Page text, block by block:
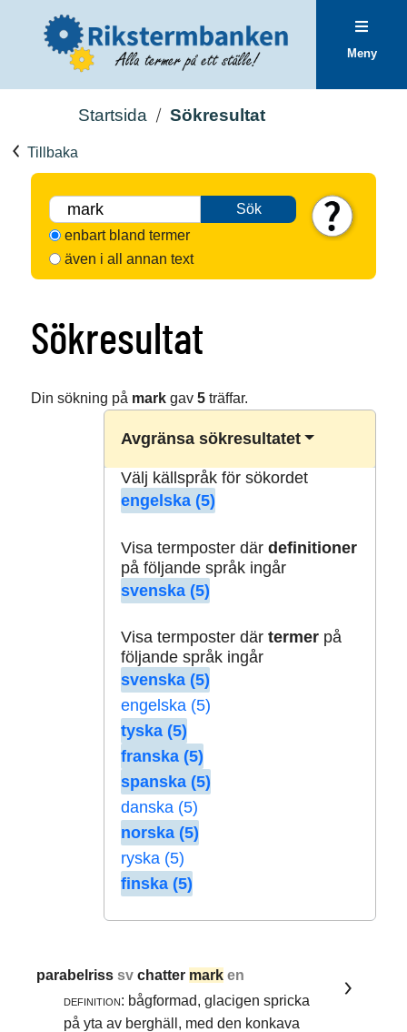
Meny
Startsida Sökresultat
Tillbaka
Sök
enbart bland termer
även i all annan text
Sökresultat
Din sökning på markgav 5träffar.
Avgränsa sökresultatet
Välj källspråk för sökordet
engelska (5)
Visa termposter där definitioner
på följande språk ingår
svenska (5)
Visa termposter där termerpå
följande språk ingår
svenska (5)
engelska (5)
tyska (5)
franska (5)
spanska (5)
danska (5)
norska (5)
ryska (5)
finska (5)
parabelrisssvchatter mark en
definition: bågformad, glacigen spricka
på yta av berghäll, med den konkava